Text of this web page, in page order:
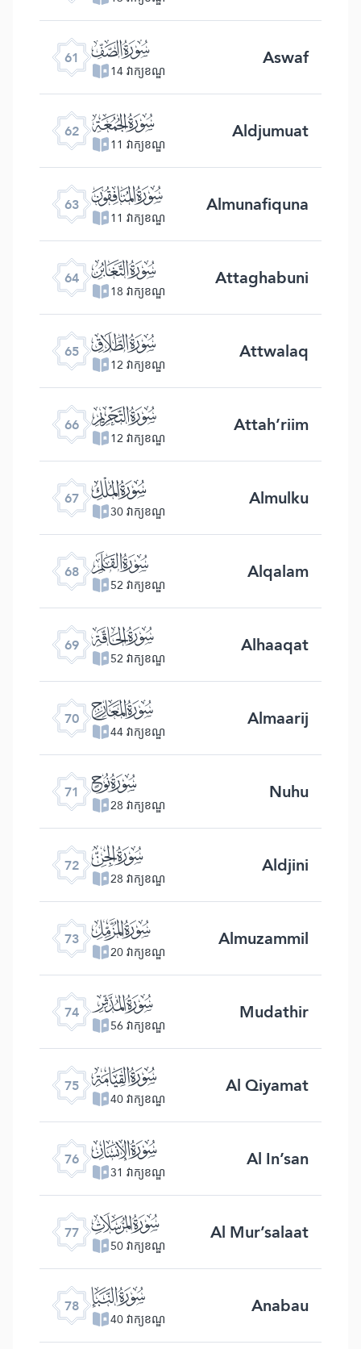
61 ﯪ
14 វាក្យខណ្ឌ Aswaf
62 ﯫ
11 វាក្យខណ្ឌ Aldjumuat
63 ﯬ
11 វាក្យខណ្ឌ Almunafiquna
64 ﯭ
18 វាក្យខណ្ឌ Attaghabuni
65 ﯮ
12 វាក្យខណ្ឌ Attwalaq
66 ﯯ
12 វាក្យខណ្ឌ Attah’riim
67 ﯰ
30 វាក្យខណ្ឌ Almulku
68 ﯱ
52 វាក្យខណ្ឌ Alqalam
69 ﯲ
52 វាក្យខណ្ឌ Alhaaqat
70 ﯳ
44 វាក្យខណ្ឌ Almaarij
71 ﯴ
28 វាក្យខណ្ឌ Nuhu
72 ﯵ
28 វាក្យខណ្ឌ Aldjini
73 ﯶ
20 វាក្យខណ្ឌ Almuzammil
74 ﯷ
56 វាក្យខណ្ឌ Mudathir
75 ﯸ
40 វាក្យខណ្ឌ Al Qiyamat
76 ﯹ
31 វាក្យខណ្ឌ Al In’san
77 ﯺ
50 វាក្យខណ្ឌ Al Mur’salaat
78 ﯻ
40 វាក្យខណ្ឌ Anabau